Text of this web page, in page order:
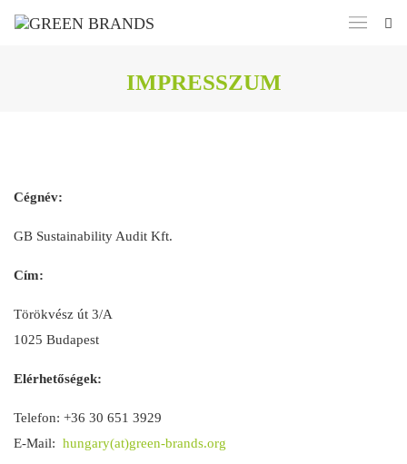
IMPRESSZUM
Cégnév:
GB Sustainability Audit Kft.
Cím:
Törökvész út 3/A
1025 Budapest
Elérhetőségek:
Telefon: +36 30 651 3929
E-Mail: hungary(at)green-brands.org